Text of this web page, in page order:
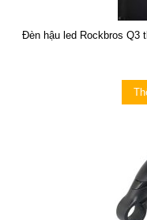
Đèn hậu led Rockbros Q3